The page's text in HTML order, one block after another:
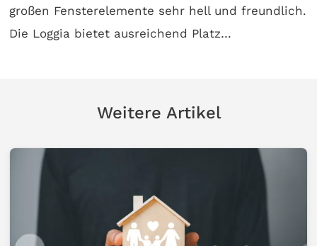
großen Fensterelemente sehr hell und freundlich.
Die Loggia bietet ausreichend Platz…
Weitere Artikel